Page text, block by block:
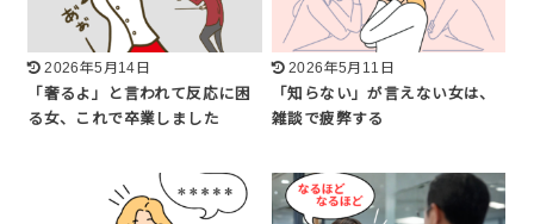
2026年5月14日
「奢るよ」と言われて反応に困
る女、これで卒業しました
2026年5月11日
「知らない」が言えない女は、
雑談で疲弊する